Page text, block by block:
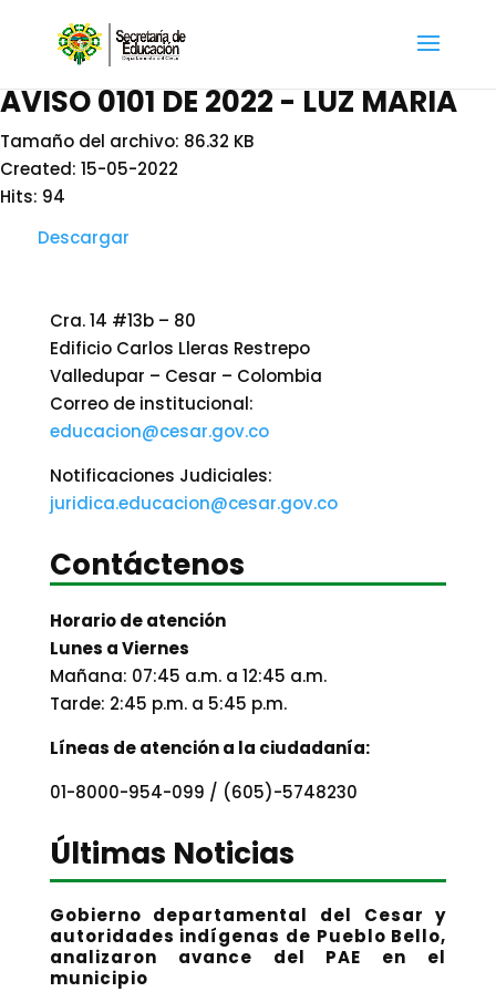
AVISO 0101 DE 2022 - LUZ MARIA
Tamaño del archivo: 86.32 KB
Created: 15-05-2022
Hits: 94
Descargar
Cra. 14 #13b – 80
Edificio Carlos Lleras Restrepo
Valledupar – Cesar – Colombia
Correo de institucional:
educacion@cesar.gov.co
Notificaciones Judiciales:
juridica.educacion@cesar.gov.co
Contáctenos
Horario de atención
Lunes a Viernes
Mañana: 07:45 a.m. a 12:45 a.m.
Tarde: 2:45 p.m. a 5:45 p.m.
Líneas de atención a la ciudadanía:
01-8000-954-099 / (605)-5748230
Últimas Noticias
Gobierno departamental del Cesar y
autoridades indígenas de Pueblo Bello,
analizaron avance del PAE en el
municipio